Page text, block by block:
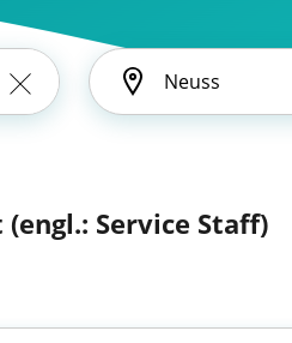
Service Staff)